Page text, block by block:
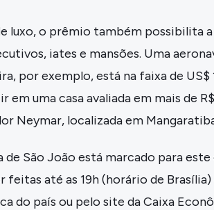
luxo, o prêmio também possibilita a
iates e mansões. Uma
por exemplo, está na faixa de US$
em uma casa avaliada em mais de
Neymar, localizada em
de São João está marcado para este
feitas até as 19h (horário de
do país ou pelo site da Caixa